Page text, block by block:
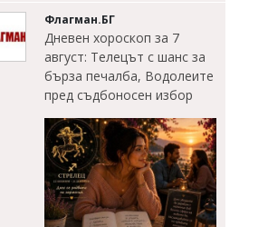
Флагман.БГ
Дневен хороскоп за 7
август: Телецът с шанс за
бърза печалба, Водолеите
пред съдбоносен избор